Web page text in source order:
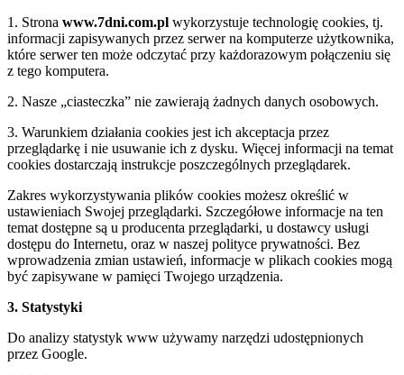
1. Strona www.7dni.com.pl wykorzystuje technologię cookies, tj.
informacji zapisywanych przez serwer na komputerze użytkownika,
które serwer ten może odczytać przy każdorazowym połączeniu się
z tego komputera.
2. Nasze „ciasteczka” nie zawierają żadnych danych osobowych.
3. Warunkiem działania cookies jest ich akceptacja przez
przeglądarkę i nie usuwanie ich z dysku. Więcej informacji na temat
cookies dostarczają instrukcje poszczególnych przeglądarek.
Zakres wykorzystywania plików cookies możesz określić w
ustawieniach Swojej przeglądarki. Szczegółowe informacje na ten
temat dostępne są u producenta przeglądarki, u dostawcy usługi
dostępu do Internetu, oraz w naszej polityce prywatności. Bez
wprowadzenia zmian ustawień, informacje w plikach cookies mogą
być zapisywane w pamięci Twojego urządzenia.
3. Statystyki
Do analizy statystyk www używamy narzędzi udostępnionych
przez Google.